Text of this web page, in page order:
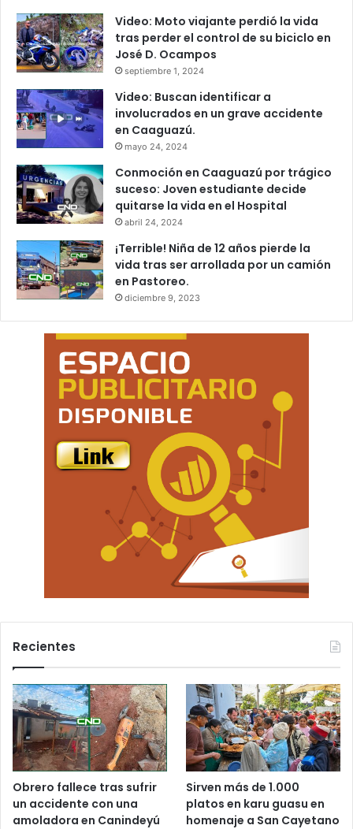
Video: Moto viajante perdió la vida
tras perder el control de su biciclo en
José D. Ocampos
septiembre 1, 2024
Video: Buscan identificar a
involucrados en un grave accidente
en Caaguazú.
mayo 24, 2024
Conmoción en Caaguazú por trágico
suceso: Joven estudiante decide
quitarse la vida en el Hospital
abril 24, 2024
¡Terrible! Niña de 12 años pierde la
vida tras ser arrollada por un camión
en Pastoreo.
diciembre 9, 2023
Recientes
Obrero fallece tras sufrir
un accidente con una
amoladora en Canindeyú
Sirven más de 1.000
platos en karu guasu en
homenaje a San Cayetano